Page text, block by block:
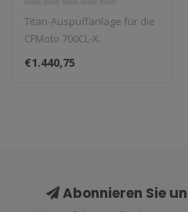
Titan-Auspuffanlage für die
CFMoto 700CL-X.
€1.440,75
Abonnieren Sie